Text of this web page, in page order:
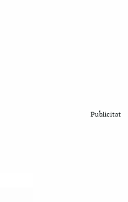
Publicitat